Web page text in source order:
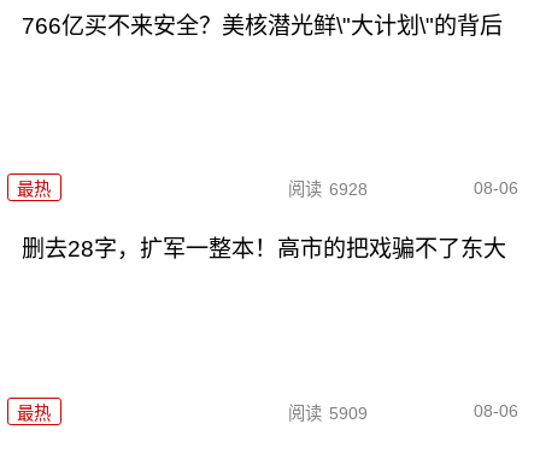
766亿买不来安全？美核潜光鲜\"大计划\"的背后
最热 阅读 6928 08-06
删去28字，扩军一整本！高市的把戏骗不了东大
最热 阅读 5909 08-06